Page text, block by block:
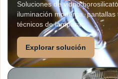
Soluciones de vidrio
iluminación moderna,
técnicos de lámparas.
Explorar solución